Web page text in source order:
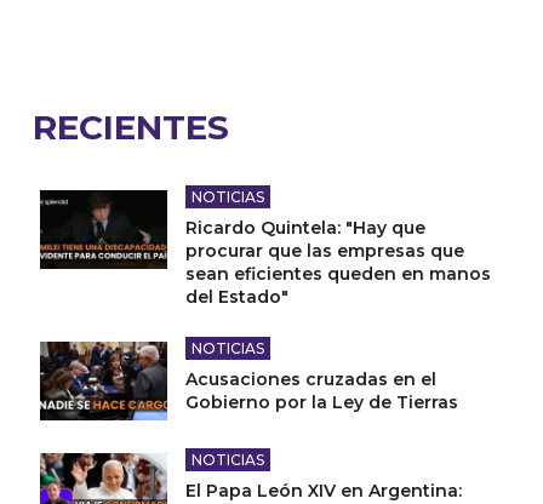
RECIENTES
NOTICIAS
Ricardo Quintela: "Hay que
procurar que las empresas que
sean eficientes queden en manos
del Estado"
NOTICIAS
Acusaciones cruzadas en el
Gobierno por la Ley de Tierras
NOTICIAS
El Papa León XIV en Argentina: